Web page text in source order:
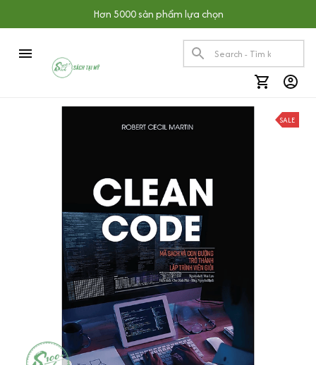
Hơn 5000 sản phẩm lựa chọn
SALE